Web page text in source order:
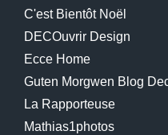
C'est Bientôt Noël
DECOuvrir Design
Ecce Home
Guten Morgwen Blog
La Rapporteuse
Mathias1photos